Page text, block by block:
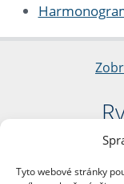
Tyto webové stránky